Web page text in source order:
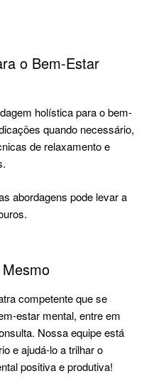
o Bem-Estar
holística para o bem-
quando necessário,
de relaxamento e
abordagens pode levar a
competente que se
estar mental, entre em
. Nossa equipe está
e ajudá-lo a trilhar o
positiva e produtiva!